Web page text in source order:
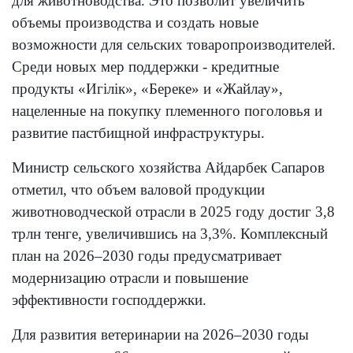
объемы производства и создать новые
возможности для сельских товаропроизводителей.
Среди новых мер поддержки - кредитные
продукты «Игілік», «Береке» и «Жайлау»,
нацеленные на покупку племенного поголовья и
развитие пастбищной инфраструктуры.
Министр сельского хозяйства Айдарбек Сапаров
отметил, что объем валовой продукции
животноводческой отрасли в 2025 году достиг 3,8
трлн тенге, увеличившись на 3,3%. Комплексный
план на 2026–2030 годы предусматривает
модернизацию отрасли и повышение
эффективности господдержки.
Для развития ветеринарии на 2026–2030 годы